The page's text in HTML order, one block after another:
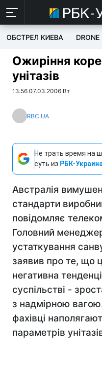
ОБСТРЕЛ КИЕВА DRONE
Ожиріння
унітазів
13:56 07.03.2006 Вт
RBC.UA
Не трать время на
суть из РБК-
Австралія
стандарти
повідомляє
Головний
устаткування
заявив про те, що
негативна
суспільстві -
з надмірною
фахівці
параметрів